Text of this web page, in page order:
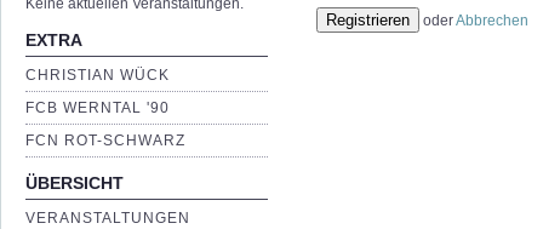
Keine aktuellen Veranstaltungen.
EXTRA
CHRISTIAN WÜCK
FCB WERNTAL '90
FCN ROT-SCHWARZ
ÜBERSICHT
VERANSTALTUNGEN
Registrieren oderAbbrechen